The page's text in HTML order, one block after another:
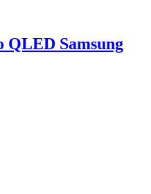
QLED Samsung